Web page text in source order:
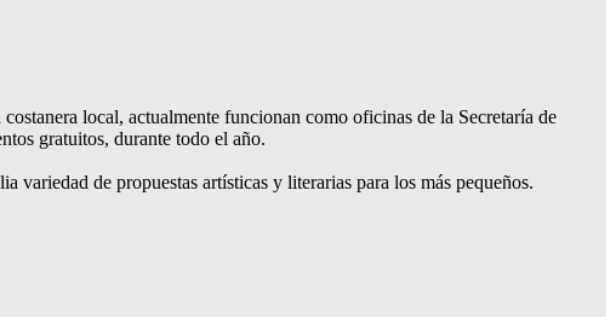
local, actualmente funcionan como oficinas de la Secretaría de
gratuitos, durante todo el año.
de propuestas artísticas y literarias para los más pequeños.